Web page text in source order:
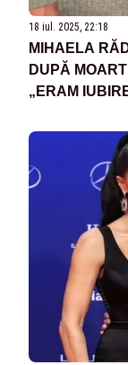
18 iul. 2025, 22:18
MIHAELA
DUPĂ
„ERAM